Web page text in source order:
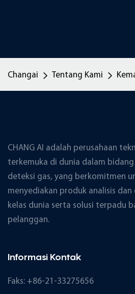
Changai Tentang Kami
CHANG AI adalah perusahaan
terkemuka di dunia dalam bidang
deteksi gas, yang berkomitmen
menyediakan produk analisis dan
kelas dunia serta solusi terpadu
pelanggan.
Informasi Kontak
Faks: +86-21-33275656